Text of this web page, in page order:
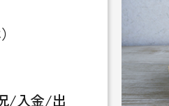
/入金/出